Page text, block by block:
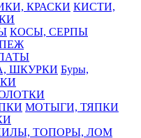
КИСТИ,
КОСЫ, СЕРПЫ
Буры,
МОТЫГИ, ТЯПКИ